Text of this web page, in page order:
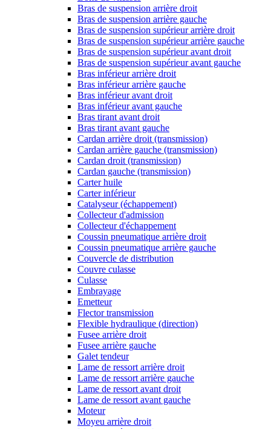
Bras de suspension arrière droit
Bras de suspension arrière gauche
Bras de suspension supérieur arrière droit
Bras de suspension supérieur arrière gauche
Bras de suspension supérieur avant droit
Bras de suspension supérieur avant gauche
Bras inférieur arrière droit
Bras inférieur arrière gauche
Bras inférieur avant droit
Bras inférieur avant gauche
Bras tirant avant droit
Bras tirant avant gauche
Cardan arrière droit (transmission)
Cardan arrière gauche (transmission)
Cardan droit (transmission)
Cardan gauche (transmission)
Carter huile
Carter inférieur
Catalyseur (échappement)
Collecteur d'admission
Collecteur d'échappement
Coussin pneumatique arrière droit
Coussin pneumatique arrière gauche
Couvercle de distribution
Couvre culasse
Culasse
Embrayage
Emetteur
Flector transmission
Flexible hydraulique (direction)
Fusee arrière droit
Fusee arrière gauche
Galet tendeur
Lame de ressort arrière droit
Lame de ressort arrière gauche
Lame de ressort avant droit
Lame de ressort avant gauche
Moteur
Moyeu arrière droit